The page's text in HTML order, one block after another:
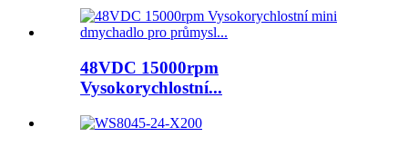
48VDC 15000rpm
Vysokorychlostní...